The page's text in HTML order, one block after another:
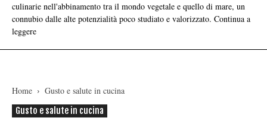
culinarie nell'abbinamento tra il mondo vegetale e quello di mare, un
connubio dalle alte potenzialità poco studiato e valorizzato. Continua a
leggere
Home
Gusto e salute in cucina
Gusto e salute in cucina